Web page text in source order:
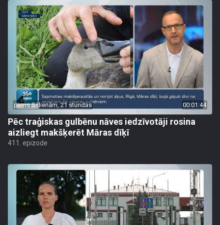
pirms 5 dienām, 21 stundas 00:01:44
Pēc traģiskas gulbēnu nāves iedzīvotāji rosina
aizliegt makšķerēt Māras dīķī
411. epizode